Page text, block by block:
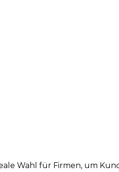
Wahl für Firmen, um